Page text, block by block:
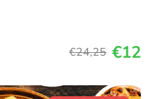
€24,25 €12